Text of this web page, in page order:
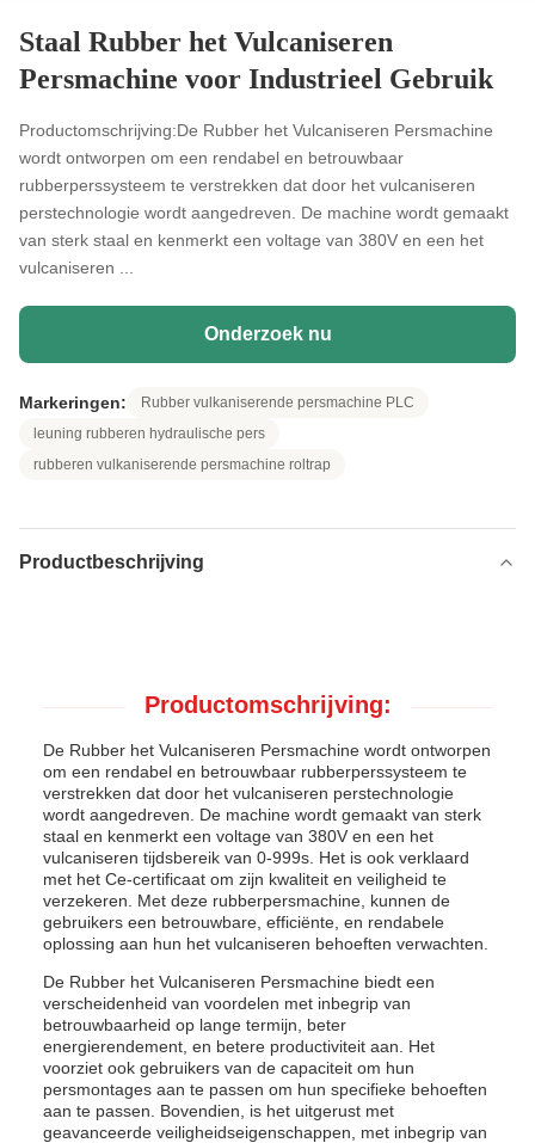
Staal Rubber het Vulcaniseren
Persmachine voor Industrieel Gebruik
Productomschrijving:De Rubber het Vulcaniseren Persmachine
wordt ontworpen om een rendabel en betrouwbaar
rubberperssysteem te verstrekken dat door het vulcaniseren
perstechnologie wordt aangedreven. De machine wordt gemaakt
van sterk staal en kenmerkt een voltage van 380V en een het
vulcaniseren ...
Onderzoek nu
Markeringen:
Rubber vulkaniserende persmachine PLC
leuning rubberen hydraulische pers
rubberen vulkaniserende persmachine roltrap
Productbeschrijving
Productomschrijving:
De Rubber het Vulcaniseren Persmachine wordt ontworpen
om een rendabel en betrouwbaar rubberperssysteem te
verstrekken dat door het vulcaniseren perstechnologie
wordt aangedreven. De machine wordt gemaakt van sterk
staal en kenmerkt een voltage van 380V en een het
vulcaniseren tijdsbereik van 0-999s. Het is ook verklaard
met het Ce-certificaat om zijn kwaliteit en veiligheid te
verzekeren. Met deze rubberpersmachine, kunnen de
gebruikers een betrouwbare, efficiënte, en rendabele
oplossing aan hun het vulcaniseren behoeften verwachten.
De Rubber het Vulcaniseren Persmachine biedt een
verscheidenheid van voordelen met inbegrip van
betrouwbaarheid op lange termijn, beter
energierendement, en betere productiviteit aan. Het
voorziet ook gebruikers van de capaciteit om hun
persmontages aan te passen om hun specifieke behoeften
aan te passen. Bovendien, is het uitgerust met
geavanceerde veiligheidseigenschappen, met inbegrip van